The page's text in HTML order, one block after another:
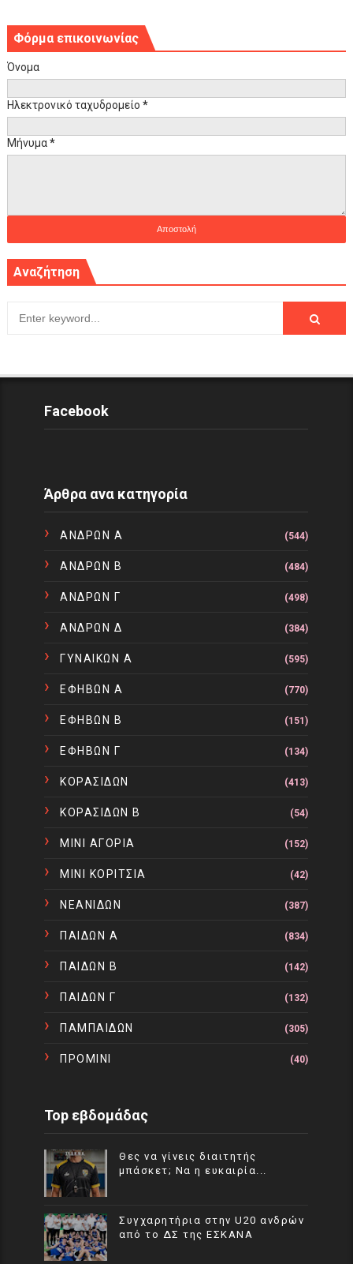
Φόρμα επικοινωνίας
Όνομα
Ηλεκτρονικό ταχυδρομείο *
Μήνυμα*
Αναζήτηση
Facebook
Άρθρα ανα κατηγορία
ΑΝΔΡΩΝ Α (544)
ΑΝΔΡΩΝ Β (484)
ΑΝΔΡΩΝ Γ (498)
ΑΝΔΡΩΝ Δ (384)
ΓΥΝΑΙΚΩΝ Α (595)
ΕΦΗΒΩΝ Α (770)
ΕΦΗΒΩΝ Β (151)
ΕΦΗΒΩΝ Γ (134)
ΚΟΡΑΣΙΔΩΝ (413)
ΚΟΡΑΣΙΔΩΝ Β (54)
ΜΙΝΙ ΑΓΟΡΙΑ (152)
ΜΙΝΙ ΚΟΡΙΤΣΙΑ (42)
ΝΕΑΝΙΔΩΝ (387)
ΠΑΙΔΩΝ Α (834)
ΠΑΙΔΩΝ Β (142)
ΠΑΙΔΩΝ Γ (132)
ΠΑΜΠΑΙΔΩΝ (305)
ΠΡΟΜΙΝΙ (40)
Top εβδομάδας
Θες να γίνεις διαιτητής
μπάσκετ; Να η ευκαιρία...
Συγχαρητήρια στην U20 ανδρών
από το ΔΣ της ΕΣΚΑΝΑ